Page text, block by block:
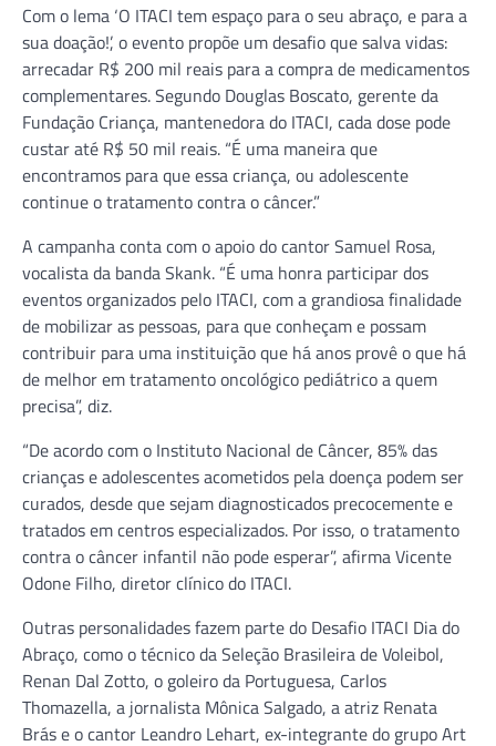
Com o lema ‘O ITACI tem espaço para o seu abraço, e para a
sua doação!’, o evento propõe um desafio que salva vidas:
arrecadar R$ 200 mil reais para a compra de medicamentos
complementares. Segundo Douglas Boscato, gerente da
Fundação Criança, mantenedora do ITACI, cada dose pode
custar até R$ 50 mil reais. “É uma maneira que
encontramos para que essa criança, ou adolescente
continue o tratamento contra o câncer.”
A campanha conta com o apoio do cantor Samuel Rosa,
vocalista da banda Skank. “É uma honra participar dos
eventos organizados pelo ITACI, com a grandiosa finalidade
de mobilizar as pessoas, para que conheçam e possam
contribuir para uma instituição que há anos provê o que há
de melhor em tratamento oncológico pediátrico a quem
precisa”, diz.
“De acordo com o Instituto Nacional de Câncer, 85% das
crianças e adolescentes acometidos pela doença podem ser
curados, desde que sejam diagnosticados precocemente e
tratados em centros especializados. Por isso, o tratamento
contra o câncer infantil não pode esperar”, afirma Vicente
Odone Filho, diretor clínico do ITACI.
Outras personalidades fazem parte do Desafio ITACI Dia do
Abraço, como o técnico da Seleção Brasileira de Voleibol,
Renan Dal Zotto, o goleiro da Portuguesa, Carlos
Thomazella, a jornalista Mônica Salgado, a atriz Renata
Brás e o cantor Leandro Lehart, ex-integrante do grupo Art